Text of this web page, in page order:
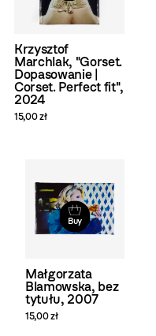
Krzysztof
Marchlak, "Gorset.
Dopasowanie |
Corset. Perfect fit",
2024
15,00 zł
Buy
Małgorzata
Blamowska, bez
tytułu, 2007
15,00 zł